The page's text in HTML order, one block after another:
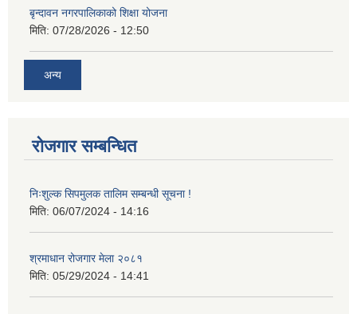
बृन्दावन नगरपालिकाको शिक्षा योजना
मिति: 07/28/2026 - 12:50
अन्य
रोजगार सम्बन्धित
निःशुल्क सिपमुलक तालिम सम्बन्धी सूचना !
मिति: 06/07/2024 - 14:16
श्रमाधान रोजगार मेला २०८१
मिति: 05/29/2024 - 14:41